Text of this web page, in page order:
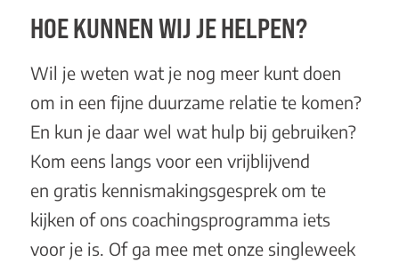
HOE KUNNEN WIJ JE HELPEN?
Wil je weten wat je nog meer kunt doen
om in een fijne duurzame relatie te komen?
En kun je daar wel wat hulp bij gebruiken?
Kom eens langs voor een vrijblijvend
en gratis kennismakingsgesprekom te
kijken of ons coachingsprogramma iets
voor je is. Of ga mee met onze singleweek